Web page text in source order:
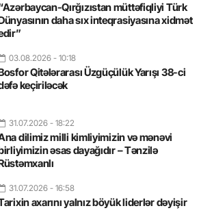
Qırğızıstan müttəfiqliyi Türk
daha sıx inteqrasiyasına xidmət
03.08.2026 - 10:18
Qitələrarası Üzgüçülük Yarışı 38-ci
keçiriləcək
31.07.2026 - 18:22
dilimiz milli kimliyimizin və mənəvi
əsas dayağıdır – Tənzilə
31.07.2026 - 16:58
axarını yalnız böyük liderlər dəyişir